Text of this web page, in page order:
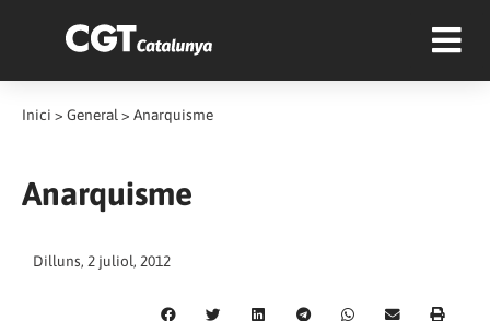
Inici > General > Anarquisme
Anarquisme
Dilluns, 2 juliol, 2012